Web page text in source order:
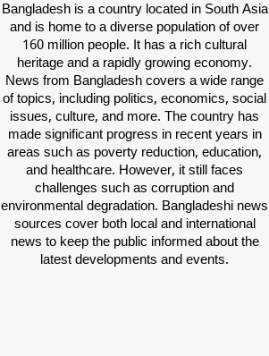
Bangladesh is a country located in South Asia
and is home to a diverse population of over
160 million people. It has a rich cultural
heritage and a rapidly growing economy.
News from Bangladesh covers a wide range
of topics, including politics, economics, social
issues, culture, and more. The country has
made significant progress in recent years in
areas such as poverty reduction, education,
and healthcare. However, it still faces
challenges such as corruption and
environmental degradation. Bangladeshi news
sources cover both local and international
news to keep the public informed about the
latest developments and events.